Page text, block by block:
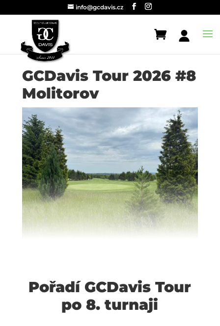
info@gcdavis.cz
GCDavis Tour 2026 #8
Molitorov
Pořadí GCDavis Tour
po 8. turnaji